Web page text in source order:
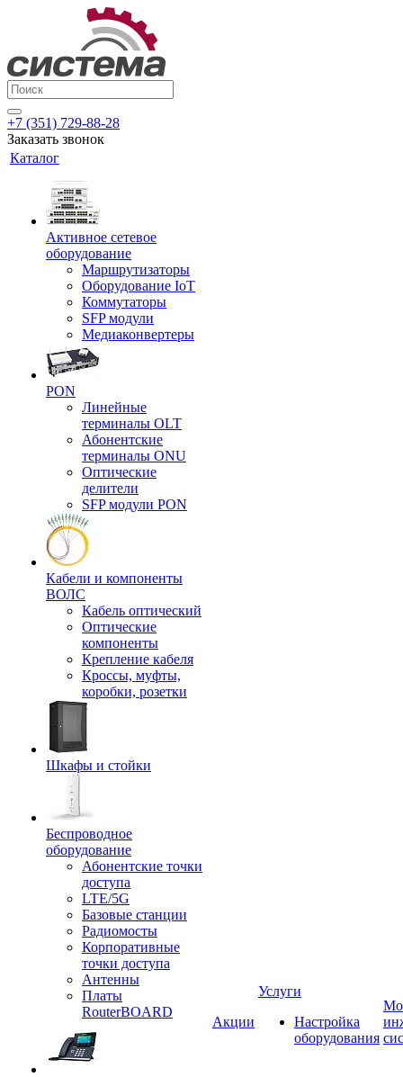
+7 (351) 729-88-28
Заказать звонок
Каталог
Активное сетевое
оборудование
Маршрутизаторы
Оборудование IoT
Коммутаторы
SFP модули
Медиаконвертеры
PON
Линейные
терминалы OLT
Абонентские
терминалы ONU
Оптические
делители
SFP модули PON
Кабели и компоненты
ВОЛС
Кабель оптический
Оптические
компоненты
Крепление кабеля
Кроссы, муфты,
коробки, розетки
Шкафы и стойки
Беспроводное
оборудование
Абонентские точки
доступа
LTE/5G
Базовые станции
Радиомосты
Корпоративные
точки доступа
Антенны
Платы
RouterBOARD
Акции
Услуги
Настройка
оборудования